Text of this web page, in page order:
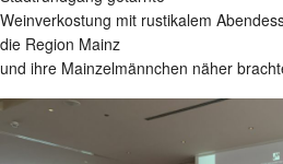
Weinverkostung mit rustikalem
die Region Mainz
und ihre Mainzelmännchen näher